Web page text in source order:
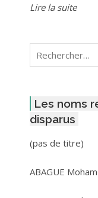
Lire la suite
Rechercher :
Les noms
disparus
(pas de titre)Post
ABAGUE